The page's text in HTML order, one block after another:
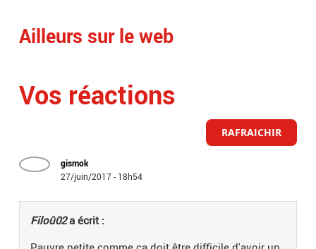
Ailleurs sur le web
Vos réactions
RAFRAICHIR
gismok
27/juin/2017 - 18h54
Filoû02a écrit :